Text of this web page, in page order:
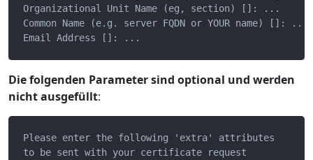
Organizational Unit Name (eg, section) []: ...
Common Name (e.g. server FQDN or YOUR name) []: ...
Die folgenden Parameter sind optional und werden
nicht ausgefüllt:
Please enter the following 'extra' attributes
to be sent with your certificate request